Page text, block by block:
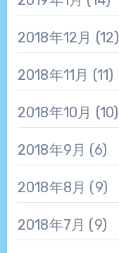
2018年12月 (12)
2018年11月 (11)
2018年10月 (10)
2018年9月 (6)
2018年8月 (9)
2018年7月 (9)